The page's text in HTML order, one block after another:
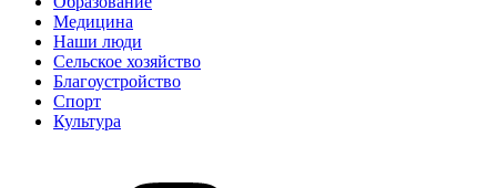
Медицина
Наши люди
Сельское хозяйство
Благоустройство
Спорт
Культура